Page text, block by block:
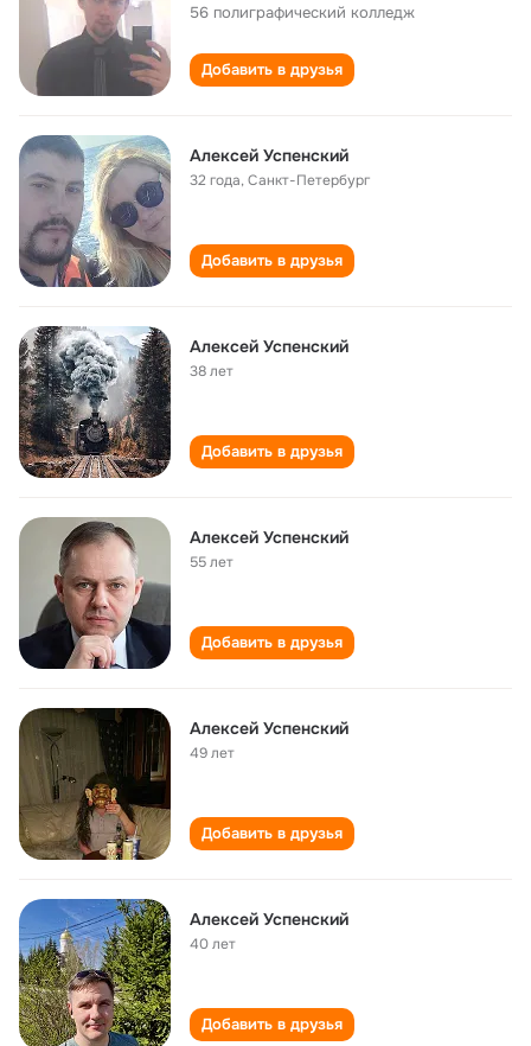
56 полиграфический колледж
Добавить в друзья
Алексей Успенский
32 года,Санкт-Петербург
Добавить в друзья
Алексей Успенский
38 лет
Добавить в друзья
Алексей Успенский
55 лет
Добавить в друзья
Алексей Успенский
49 лет
Добавить в друзья
Алексей Успенский
40 лет
Добавить в друзья